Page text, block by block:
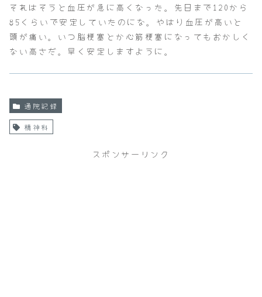
それはそうと血圧が急に高くなった。先日まで120から
85くらいで安定していたのにな。やはり血圧が高いと
頭が痛い。いつ脳梗塞とか心筋梗塞になってもおかしく
ない高さだ。早く安定しますように。
通院記録
精神科
スポンサーリンク